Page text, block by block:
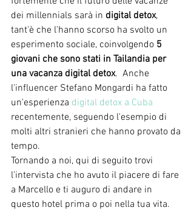
dei millennials sarà in digital detox,
tant'è che l'hanno scorso ha svolto un
esperimento sociale, coinvolgendo 5
giovani che sono stati in Tailandia per
una vacanza digital detox.  Anche
l'influencer Stefano Mongardi ha fatto
un'esperienza digital detox a Cuba
recentemente, seguendo l'esempio di
molti altri stranieri che hanno provato da
tempo.
Tornando a noi, qui di seguito trovi
l'intervista che ho avuto il piacere di fare
a Marcello e ti auguro di andare in
questo hotel prima o poi nella tua vita.